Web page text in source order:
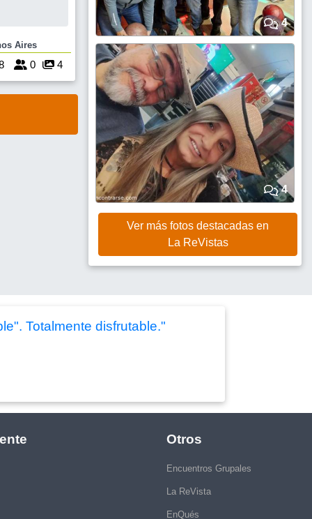
Aires
0 4
4
4
Ver más fotos destacadas en
La ReVistas
Totalmente disfrutable."
Otros
Encuentros Grupales
La ReVista
EnQués